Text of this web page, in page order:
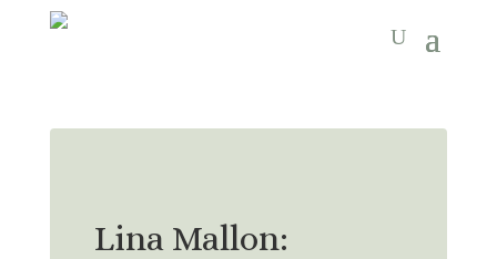
Lina Mallon: